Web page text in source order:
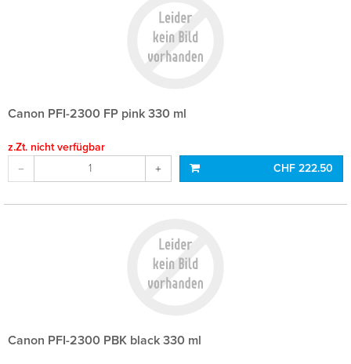
Canon PFI-2300 FP pink 330 ml
z.Zt. nicht verfügbar
CHF 222.50
Canon PFI-2300 PBK black 330 ml